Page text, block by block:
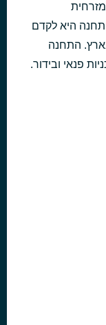
מלך אמיתי
03
נחמה
לידור יוספי
היא לקדם
התחנה
פנאי ובידור.